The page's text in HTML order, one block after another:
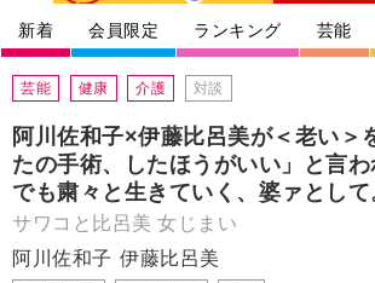
新着 会員限定 ランキング 芸能
芸能 健康 介護 対談
阿川佐和子×伊藤比呂美が＜老い＞
たの手術、したほうがいい」と言
でも粛々と生きていく、婆ァとして
サワコと比呂美 女じまい
阿川佐和子 伊藤比呂美